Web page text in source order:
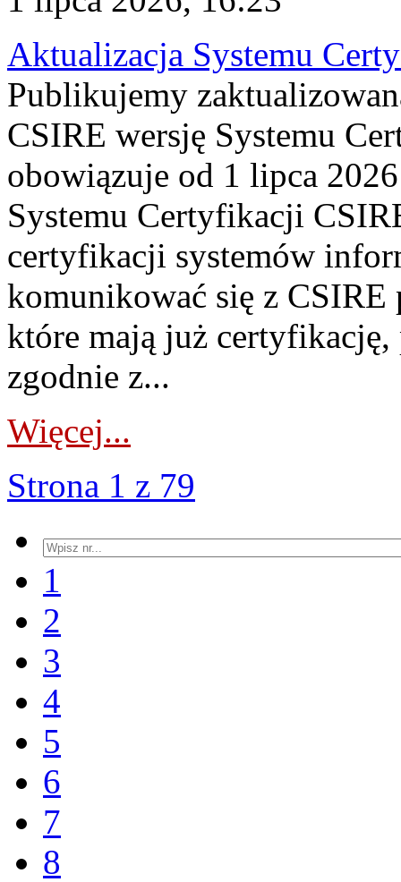
Aktualizacja Systemu
Publikujemy
CSIRE wersję Systemu
obowiązuje od 1 lipca
Systemu Certyfikacji
certyfikacji systemów
komunikować się z
które mają już
zgodnie z...
Więcej...
Strona 1 z 79
1
2
3
4
5
6
7
8